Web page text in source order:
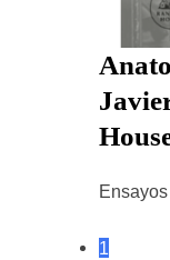
Ensayos
1